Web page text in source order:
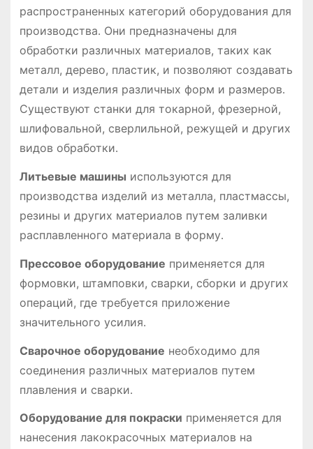
распространенных категорий оборудования для
производства․ Они предназначены для
обработки различных материалов, таких как
металл, дерево, пластик, и позволяют создавать
детали и изделия различных форм и размеров․
Существуют станки для токарной, фрезерной,
шлифовальной, сверлильной, режущей и других
видов обработки․
Литьевые машины используются для
производства изделий из металла, пластмассы,
резины и других материалов путем заливки
расплавленного материала в форму․
Прессовое оборудование применяется для
формовки, штамповки, сварки, сборки и других
операций, где требуется приложение
значительного усилия․
Сварочное оборудование необходимо для
соединения различных материалов путем
плавления и сварки․
Оборудование для покраски применяется для
нанесения лакокрасочных материалов на